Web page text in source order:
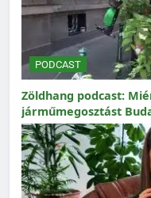
PODCAST
Zöldhang podcast:
járműmegosztást